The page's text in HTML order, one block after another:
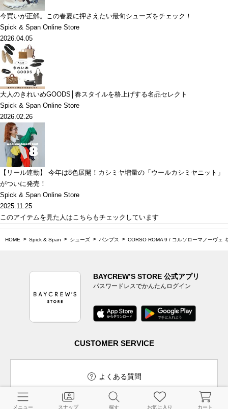
今買いが正解。この春夏に押さえたい最旬シューズをチェック！
Spick & Span Online Store
2026.04.05
大人のきれいめGOODS│春スタイルを格上げする名品セレクト
Spick & Span Online Store
2026.02.26
【リール連動】 今年は8色展開！カシミヤ増量の「ウールカシミヤニット」
がついに発売！
Spick & Span Online Store
2025.11.25
このアイテムを見た人はこちらもチェックしています
HOME Spick & Span シューズ パンプス CORSO ROMA 9 / コルソローマノーヴェ
BAYCREW’S STORE 公式アプリ
パスワードレスでかんたんログイン
CUSTOMER SERVICE
よくある質問
メニュー スナップ 探す お気に入り カート